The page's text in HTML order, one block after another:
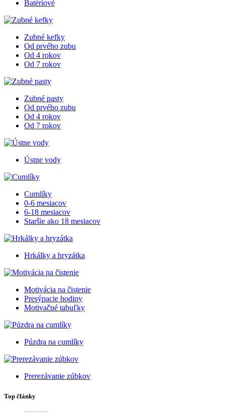
Batériové
Zubné kefky
Od prvého zubu
Od 4 rokov
Od 7 rokov
Zubné pasty
Od prvého zubu
Od 4 rokov
Od 7 rokov
Ústne vody
Cumlíky
0-6 mesiacov
6-18 mesiacov
Staršie ako 18 mesiacov
Hrkálky a hryzátka
Motivácia na čistenie
Presýpacie hodiny
Motivačné tabuľky
Púzdra na cumlíky
Prerezávanie zúbkov
Top články